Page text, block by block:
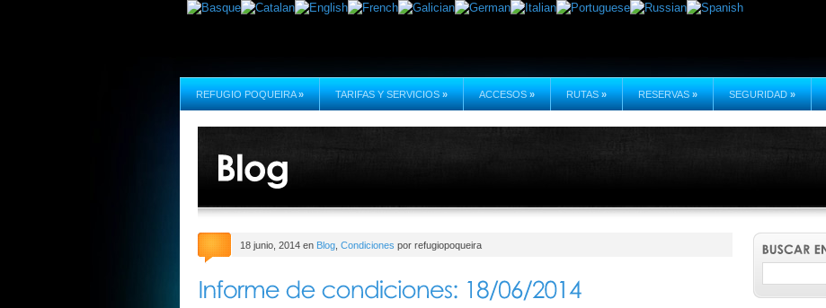
REFUGIO POQUEIRA » TARIFAS Y SERVICIOS » ACCESOS » RUTAS » RESERVAS » SEGURIDAD »
18 junio, 2014 en Blog Condiciones por refugiopoqueira